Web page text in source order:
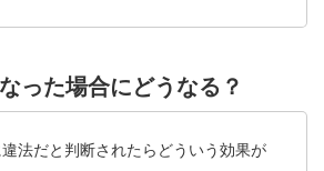
った場合にどうなる？
法だと判断されたらどういう効果が